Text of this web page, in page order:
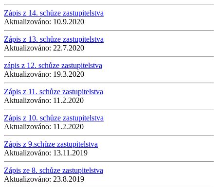
Zápis z 14. schůze zastupitelstva
Aktualizováno: 10.9.2020
Zápis z 13. schůze zastupitelstva
Aktualizováno: 22.7.2020
zápis z 12. schůze zastupitelstva
Aktualizováno: 19.3.2020
Zápis z 11. schůze zastupitelstva
Aktualizováno: 11.2.2020
Zápis z 10. schůze zastupitelstva
Aktualizováno: 11.2.2020
Zápis z 9.schůze zastupitelstva
Aktualizováno: 13.11.2019
Zápis ze 8. schůze zastupitelstva
Aktualizováno: 23.8.2019